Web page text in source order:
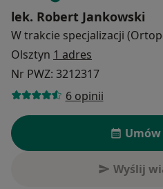
lek. Robert Jankowski
W trakcie specjalizacji
Olsztyn 1 adres
Nr PWZ: 3212317
6 opinii
Wyślij